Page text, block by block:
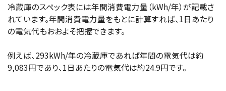
冷蔵庫のスペック表には年間消費電力量（kWh/年）が記載さ
れています。年間消費電力量をもとに計算すれば、1日あたり
の電気代もおおよそ把握できます。
例えば、293kWh/年の冷蔵庫であれば年間の電気代は約
9,083円であり、1日あたりの電気代は約24.9円です。